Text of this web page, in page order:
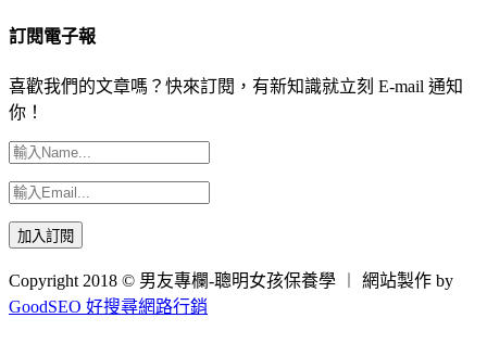
訂閱電子報
喜歡我們的文章嗎？快來訂閱，有新知識就立刻 E-mail 通知
你！
Copyright 2018 © 男友專欄-聰明女孩保養學 ︱ 網站製作 by
GoodSEO 好搜尋網路行銷